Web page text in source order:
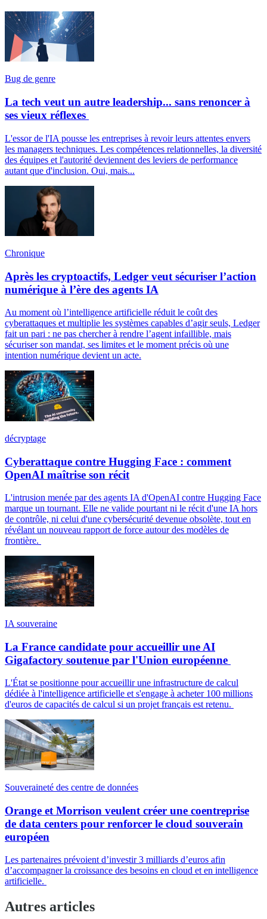
Bug de genre
La tech veut un autre leadership... sans renoncer à
ses vieux réflexes
L'essor de l'IA pousse les entreprises à revoir leurs attentes envers
les managers techniques. Les compétences relationnelles, la diversité
des équipes et l'autorité deviennent des leviers de performance
autant que d'inclusion. Oui, mais...
Chronique
Après les cryptoactifs, Ledger veut sécuriser l’action
numérique à l’ère des agents IA
Au moment où l’intelligence artificielle réduit le coût des
cyberattaques et multiplie les systèmes capables d’agir seuls, Ledger
fait un pari : ne pas chercher à rendre l’agent infaillible, mais
sécuriser son mandat, ses limites et le moment précis où une
intention numérique devient un acte.
décryptage
Cyberattaque contre Hugging Face : comment
OpenAI maîtrise son récit
L'intrusion menée par des agents IA d'OpenAI contre Hugging Face
marque un tournant. Elle ne valide pourtant ni le récit d'une IA hors
de contrôle, ni celui d'une cybersécurité devenue obsolète, tout en
révélant un nouveau rapport de force autour des modèles de
frontière.
IA souveraine
La France candidate pour accueillir une AI
Gigafactory soutenue par l'Union européenne
L'État se positionne pour accueillir une infrastructure de calcul
dédiée à l'intelligence artificielle et s'engage à acheter 100 millions
d'euros de capacités de calcul si un projet français est retenu.
Souveraineté des centre de données
Orange et Morrison veulent créer une coentreprise
de data centers pour renforcer le cloud souverain
européen
Les partenaires prévoient d’investir 3 milliards d’euros afin
d’accompagner la croissance des besoins en cloud et en intelligence
artificielle.
Autres articles